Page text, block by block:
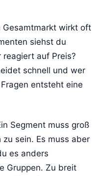
Gesamtmarkt wirkt oft
siehst du
reagiert auf Preis?
schnell und wer
entsteht eine
Segment muss groß
sein. Es muss aber
es anders
Gruppen. Zu breit